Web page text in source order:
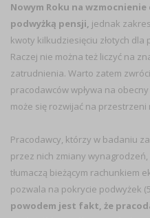
Nowym Roku na
podwyżką pensji, jednak
kwoty kilkudziesięciu złotych
Raczej nie można też liczyć na
zatrudnienia. Warto zatem
pracodawców wpływa na
może się rozwijać na
Pracodawcy, którzy w badaniu
przez nich zmiany
tłumaczą bieżącym rachunkiem
pozwala na pokrycie podwyżek
powodem jest fakt, że